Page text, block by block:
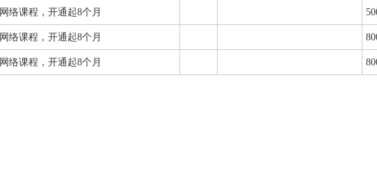
网络课程，开通起8个月
网络课程，开通起8个月
网络课程，开通起8个月